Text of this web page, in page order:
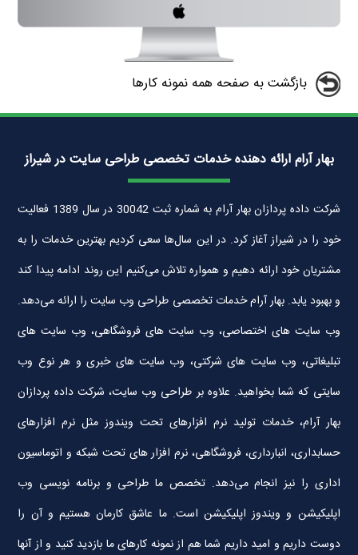
بازگشت به صفحه همه نمونه کارها
بهار آرام ارائه دهنده خدمات تخصصی طراحی سایت در شیراز
شرکت داده پردازان بهار آرام به شماره ثبت 30042 در سال 1389 فعالیت
خود را در شیراز آغاز کرد. در این سال‌ها سعی کردیم بهترین خدمات را به
مشتریان خود ارائه دهیم و همواره تلاش می‌کنیم این روند ادامه پیدا کند
و بهبود یابد. بهار آرام خدمات تخصصی طراحی وب سایت را ارائه می‌دهد.
وب سایت های اختصاصی، وب سایت های فروشگاهی، وب سایت های
تبلیغاتی، وب سایت های شرکتی، وب سایت های خبری و هر نوع وب
سایتی که شما بخواهید. علاوه بر طراحی وب سایت، شرکت داده پردازان
بهار آرام، خدمات تولید نرم افزارهای تحت ویندوز مثل نرم افزارهای
حسابداری، انبارداری، فروشگاهی، نرم افزار های تحت شبکه و اتوماسیون
اداری را نیز انجام می‌دهد. تخصص ما طراحی و برنامه نویسی وب
اپلیکیشن و ویندوز اپلیکیشن است. ما عاشق کارمان هستیم و آن را
دوست داریم و امید داریم شما هم از نمونه کارهای ما بازدید کنید و از آنها